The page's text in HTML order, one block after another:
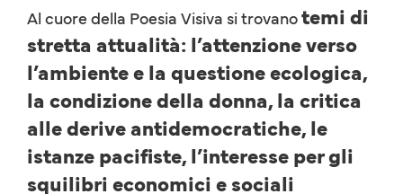
Al cuore della Poesia Visiva si trovanotemi di
stretta attualità: l’attenzione verso
l’ambiente e la questione ecologica,
la condizione della donna, la critica
alle derive antidemocratiche, le
istanze pacifiste, l’interesse per gli
squilibri economici e sociali